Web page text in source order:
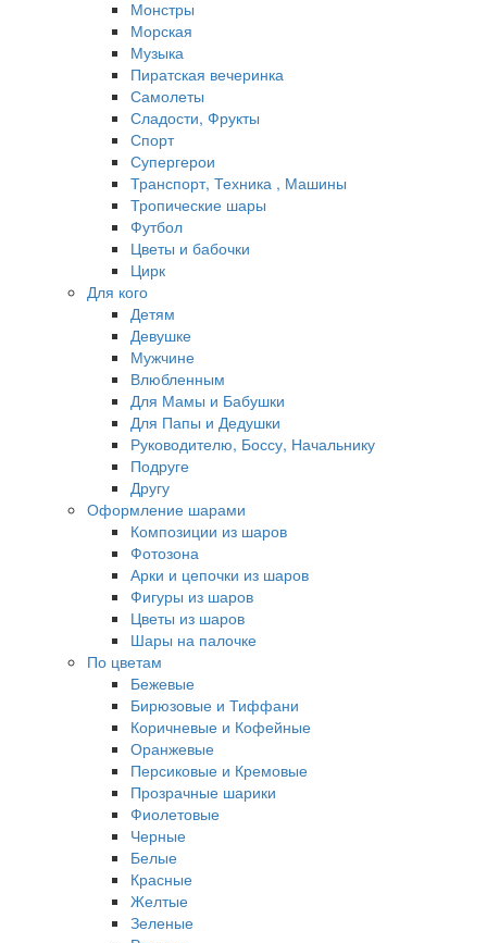
Монстры
Морская
Музыка
Пиратская вечеринка
Самолеты
Сладости, Фрукты
Спорт
Супергерои
Транспорт, Техника , Машины
Тропические шары
Футбол
Цветы и бабочки
Цирк
Для кого
Детям
Девушке
Мужчине
Влюбленным
Для Мамы и Бабушки
Для Папы и Дедушки
Руководителю, Боссу, Начальнику
Подруге
Другу
Оформление шарами
Композиции из шаров
Фотозона
Арки и цепочки из шаров
Фигуры из шаров
Цветы из шаров
Шары на палочке
По цветам
Бежевые
Бирюзовые и Тиффани
Коричневые и Кофейные
Оранжевые
Персиковые и Кремовые
Прозрачные шарики
Фиолетовые
Черные
Белые
Красные
Желтые
Зеленые